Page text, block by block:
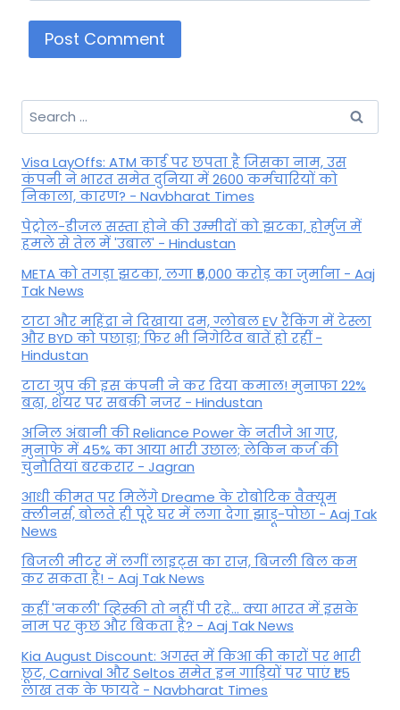
Search
for:
Visa LayOffs: ATM कार्ड पर छपता है जिसका नाम, उस
कंपनी ने भारत समेत दुनिया में 2600 कर्मचारियों को
निकाला, कारण? - Navbharat Times
पेट्रोल-डीजल सस्ता होने की उम्मीदों को झटका, होर्मुज में
हमले से तेल में 'उबाल' - Hindustan
META को तगड़ा झटका, लगा ₹5,000 करोड़ का जुर्माना - Aaj
Tak News
टाटा और महिंद्रा ने दिखाया दम, ग्लोबल EV रैंकिंग में टेस्ला
और BYD को पछाड़ा; फिर भी निगेटिव बातें हो रहीं -
Hindustan
टाटा ग्रुप की इस कंपनी ने कर दिया कमाल! मुनाफा 22%
बढ़ा, शेयर पर सबकी नजर - Hindustan
अनिल अंबानी की Reliance Power के नतीजे आ गए,
मुनाफे में 45% का आया भारी उछाल; लेकिन कर्ज की
चुनौतियां बरकरार - Jagran
आधी कीमत पर मिलेंगे Dreame के रोबोटिक वैक्यूम
क्लीनर्स, बोलते ही पूरे घर में लगा देगा झाड़ू-पोछा - Aaj Tak
News
बिजली मीटर में लगीं लाइट्स का राज़, बिजली बिल कम
कर सकता है! - Aaj Tak News
कहीं 'नकली' व्हिस्की तो नहीं पी रहे... क्या भारत में इसके
नाम पर कुछ और बिकता है? - Aaj Tak News
Kia August Discount: अगस्त में किआ की कारों पर भारी
छूट, Carnival और Seltos समेत इन गाड़ियों पर पाएं ₹1.5
लाख तक के फायदे - Navbharat Times